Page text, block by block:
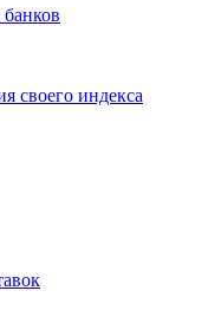
своего индекса